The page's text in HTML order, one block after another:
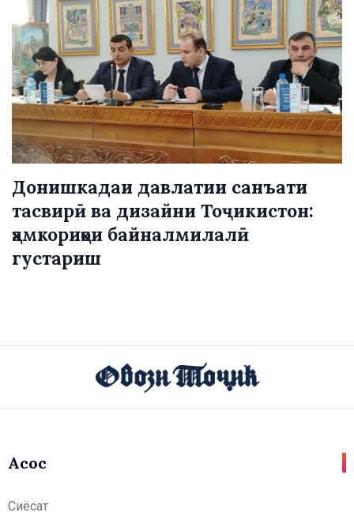
Донишкадаи давлатии санъати
тасвирӣ ва дизайни Тоҷикистон:
ҳамкориҳои байналмилалӣ
густариш
Асосӣ
Сиёсат